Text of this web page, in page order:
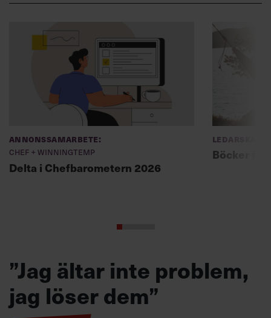
Annonssamarbete:
Chef + Winningtemp
Delta i Chefbarometern 2026
Ledarskap
Böcker för
”Jag ältar inte problem,
jag löser dem”